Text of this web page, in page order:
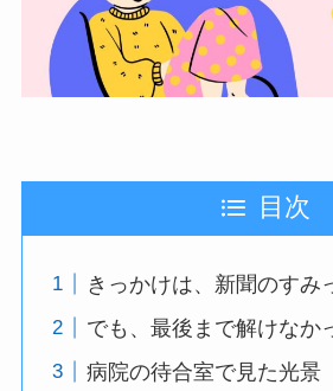
目次
きっかけは、新聞のすみ
でも、最後まで解けなか
病院の待合室で見た光景